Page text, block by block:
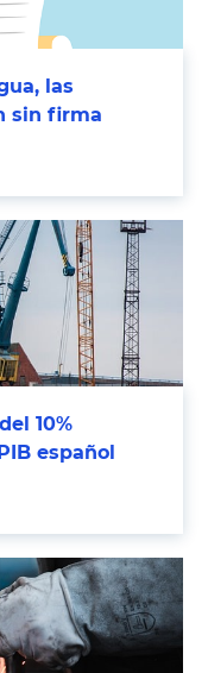
las
sin firma
10%
español